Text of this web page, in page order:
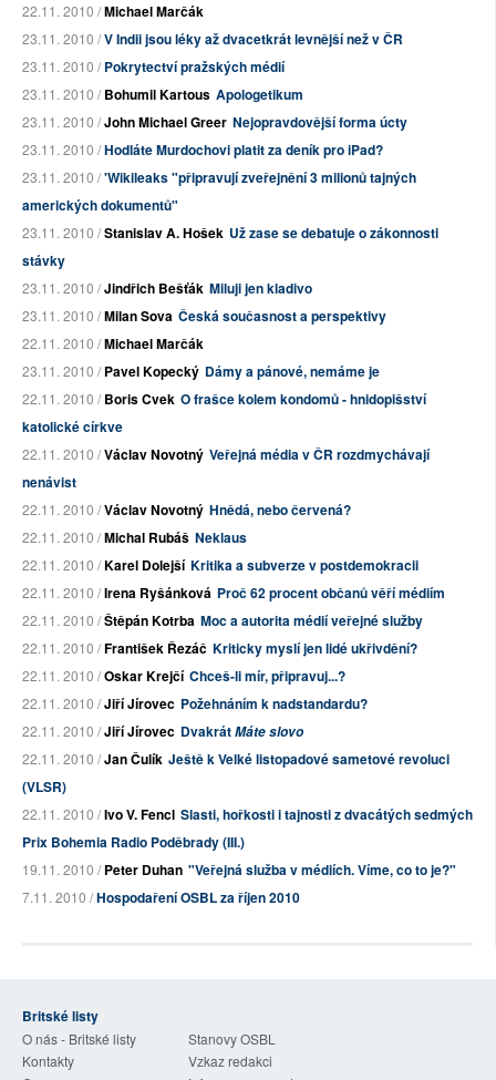
22.11. 2010 /Michael Marčák
23.11. 2010 /V Indii jsou léky až dvacetkrát levnější než v ČR
23.11. 2010 /Pokrytectví pražských médií
23.11. 2010 /Bohumil Kartous Apologetikum
23.11. 2010 /John Michael Greer Nejopravdovější forma úcty
23.11. 2010 /Hodláte Murdochovi platit za deník pro iPad?
23.11. 2010 /'Wikileaks "připravují zveřejnění 3 milionů tajných
amerických dokumentů"
23.11. 2010 /Stanislav A. Hošek Už zase se debatuje o zákonnosti
stávky
23.11. 2010 /Jindřich Bešťák Miluji jen kladivo
23.11. 2010 /Milan Sova Česká současnost a perspektivy
22.11. 2010 /Michael Marčák
23.11. 2010 /Pavel Kopecký Dámy a pánové, nemáme je
22.11. 2010 /Boris Cvek O frašce kolem kondomů - hnidopišství
katolické církve
22.11. 2010 /Václav Novotný Veřejná média v ČR rozdmychávají
nenávist
22.11. 2010 /Václav Novotný Hnědá, nebo červená?
22.11. 2010 /Michal Rubáš Neklaus
22.11. 2010 /Karel Dolejší Kritika a subverze v postdemokracii
22.11. 2010 /Irena Ryšánková Proč 62 procent občanů věří médiím
22.11. 2010 /Štěpán Kotrba Moc a autorita médií veřejné služby
22.11. 2010 /František Řezáč Kriticky myslí jen lidé ukřivdění?
22.11. 2010 /Oskar Krejčí Chceš-li mír, připravuj...?
22.11. 2010 /Jiří Jírovec Požehnáním k nadstandardu?
22.11. 2010 /Jiří Jírovec DvakrátMáte slovo
22.11. 2010 /Jan Čulík Ještě k Velké listopadové sametové revoluci
(VLSR)
22.11. 2010 /Ivo V. Fencl Slasti, hořkosti i tajnosti z dvacátých sedmých
Prix Bohemia Radio Poděbrady (III.)
19.11. 2010 /Peter Duhan "Veřejná služba v médiích. Víme, co to je?"
7.11. 2010 /Hospodaření OSBL za říjen 2010
Britské listy
O nás - Britské listy
Stanovy OSBL
Kontakty
Vzkaz redakci